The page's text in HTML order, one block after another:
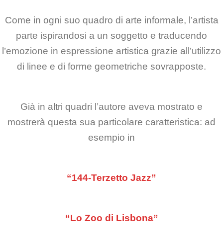
Come in ogni suo quadro di arte informale, l’artista
parte ispirandosi a un soggetto e traducendo
l’emozione in espressione artistica grazie all’utilizzo
di linee e di forme geometriche sovrapposte.
Già in altri quadri l’autore aveva mostrato e
mostrerà questa sua particolare caratteristica: ad
esempio in
“144-Terzetto Jazz”
“Lo Zoo di Lisbona”